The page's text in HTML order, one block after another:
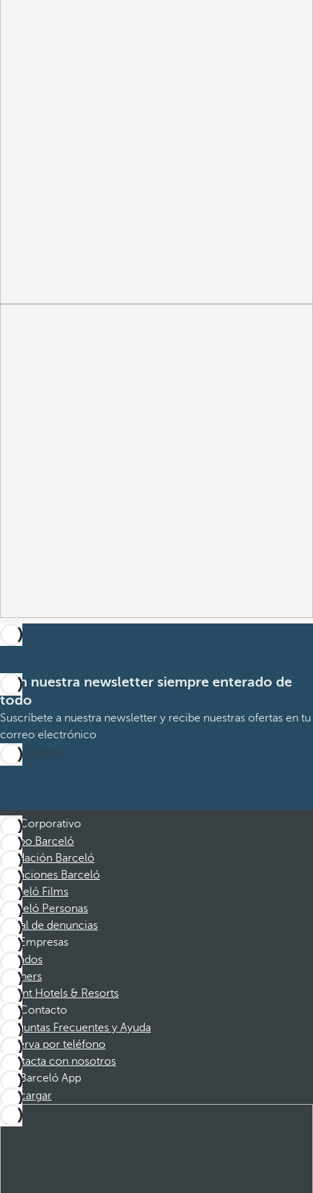
Con nuestra newsletter siempre enterado de
todo
Suscríbete a nuestra newsletter y recibe nuestras ofertas en tu
correo electrónico
Suscribirme
Corporativo
Grupo Barceló
Fundación Barceló
Vacaciones Barceló
Barceló Films
Barceló Personas
Canal de denuncias
Empresas
Afiliados
Partners
Dorint Hotels & Resorts
Contacto
Preguntas Frecuentes y Ayuda
Reserva por teléfono
Contacta con nosotros
Barceló App
Descargar